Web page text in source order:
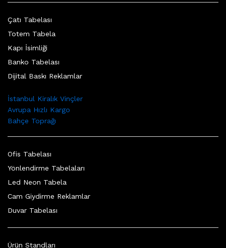
Çatı Tabelası
Totem Tabela
Kapı İsimliği
Banko Tabelası
Dijital Baskı Reklamlar
İstanbul Kiralık Vinçler
Avrupa Hızlı Kargo
Bahçe Toprağı
Ofis Tabelası
Yönlendirme Tabelaları
Led Neon Tabela
Cam Giydirme Reklamlar
Duvar Tabelası
Ürün Standları